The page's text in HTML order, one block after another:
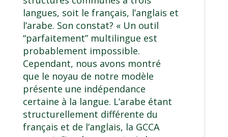
langues, soit le français, l’anglais et
l’arabe. Son constat? « Un outil
“parfaitement” multilingue est
probablement impossible.
Cependant, nous avons montré
que le noyau de notre modèle
présente une indépendance
certaine à la langue. L’arabe étant
structurellement différente du
français et de l’anglais, la GCCA